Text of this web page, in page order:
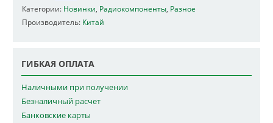
Категории: Новинки Радиокомпоненты Разное
Производитель: Китай
ГИБКАЯ ОПЛАТА
Наличными при получении
Безналичный расчет
Банковские карты